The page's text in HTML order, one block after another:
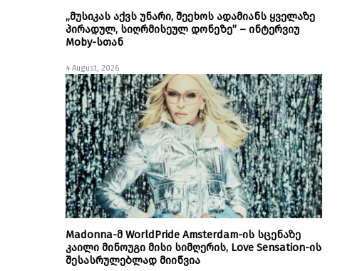
„მუსიკას აქვს უნარი, შეეხოს ადამიანს ყველაზე
პირადულ, სიღრმისეულ დონეზე” – ინტერვიუ
Moby-სთან
4 August, 2026
Madonna-მ WorldPride Amsterdam-ის სცენაზე
კაილი მინოუგი მისი სიმღერის, Love Sensation-ის
შესასრულებლად მიიწვია